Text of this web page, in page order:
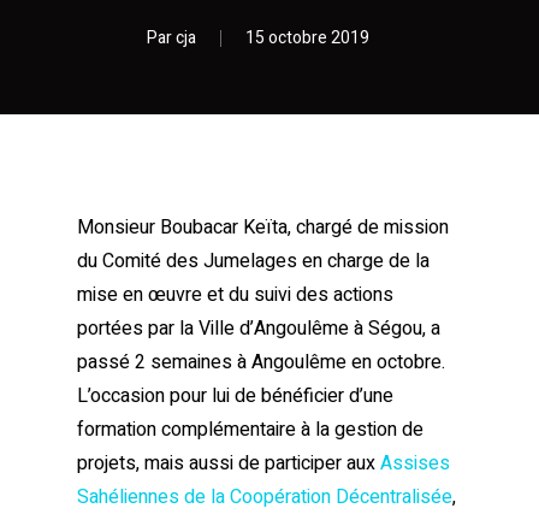
Parcja 15 octobre 2019
Monsieur Boubacar Keïta, chargé de mission
du Comité des Jumelages en charge de la
mise en œuvre et du suivi des actions
portées par la Ville d’Angoulême à Ségou, a
passé 2 semaines à Angoulême en octobre.
L’occasion pour lui de bénéficier d’une
formation complémentaire à la gestion de
projets, mais aussi de participer auxAssises
Sahéliennes de la Coopération Décentralisée,